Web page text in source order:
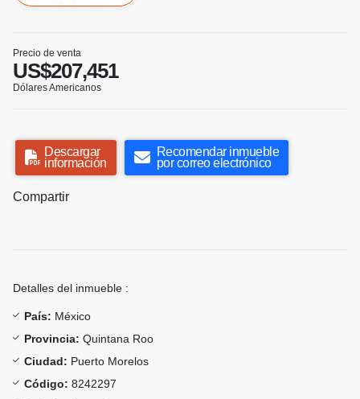
Precio de venta
US$207,451
Dólares Americanos
Descargar
información
Recomendar inmueble
por correo electrónico
Compartir
Detalles del inmueble :
País: México
Provincia: Quintana Roo
Ciudad: Puerto Morelos
Código: 8242297